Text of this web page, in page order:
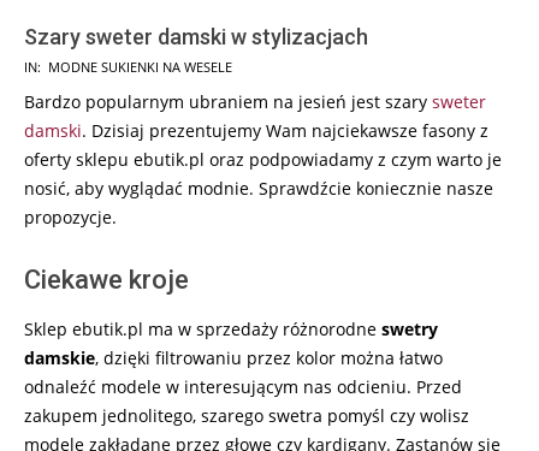
Szary sweter damski w stylizacjach
2024-
05-
29
IN: MODNE SUKIENKI NA WESELE
Bardzo popularnym ubraniem na jesień jest szary sweter
damski. Dzisiaj prezentujemy Wam najciekawsze fasony z
oferty sklepu ebutik.pl oraz podpowiadamy z czym warto je
nosić, aby wyglądać modnie. Sprawdźcie koniecznie nasze
propozycje.
Ciekawe kroje
Sklep ebutik.pl ma w sprzedaży różnorodne swetry
damskie, dzięki filtrowaniu przez kolor można łatwo
odnaleźć modele w interesującym nas odcieniu. Przed
zakupem jednolitego, szarego swetra pomyśl czy wolisz
modele zakładane przez głowę czy kardigany. Zastanów się